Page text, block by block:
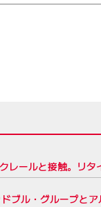
レールと接触。リ
ブル・グループと